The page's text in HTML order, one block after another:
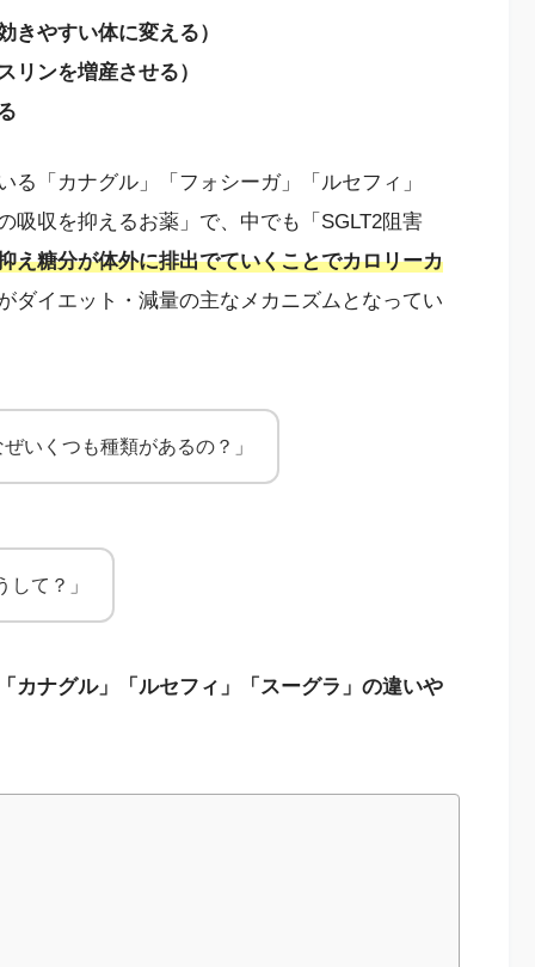
やすい体に変える）
ンを増産させる）
「カナグル」「フォシーガ」「ルセフィ」
収を抑えるお薬」で、中でも「SGLT2阻害
え糖分が体外に排出でていくことでカロリーカ
ダイエット・減量の主なメカニズムとなってい
いくつも種類があるの？」
て？」
カナグル」「ルセフィ」「スーグラ」の違いや